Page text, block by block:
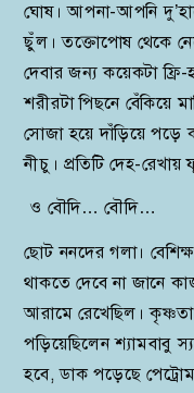
ঘোষ। আপনা-আপনি
ছুঁল। তক্তোপোষ থেকে
দেবার জন্য কয়েকটা
শরীরটা পিছনে বেঁকিয়ে
সোজা হয়ে দাঁড়িয়ে পড়ে
নীচু। প্রতিটি দেহ-রেখায়
ও বৌদি… বৌদি…
ছোট ননদের গলা।
থাকতে দেবে না জানে
আরামে রেখেছিল।
পড়িয়েছিলেন শ্যামবাবু
হবে, ডাক পড়েছে